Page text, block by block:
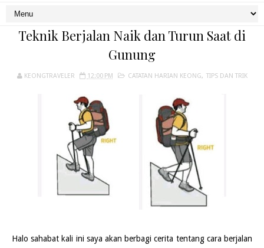
Teknik Berjalan Naik dan Turun Saat di
Gunung
KEONGTRAVELER 12:00 PM CATATAN HARIAN KEONG, TIPS DAN TRIK
Halo sahabat kali ini saya akan berbagi cerita tentang cara berjalan